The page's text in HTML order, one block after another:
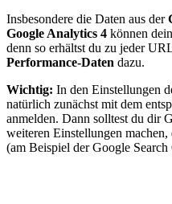
Insbesondere die Daten aus der
Google Analytics 4 können
denn so erhältst du zu jeder
Performance-Daten dazu.
Wichtig: In den Einstellungen
natürlich zunächst mit dem
anmelden. Dann solltest du dir
weiteren Einstellungen
(am Beispiel der Google Search